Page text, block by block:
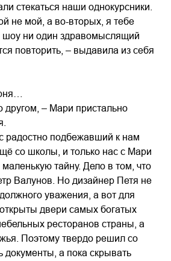
стекаться наши однокурсники.
не мой, а во-вторых, я тебе
шоу ни один здравомыслящий
повторить, – выдавила из себя
другом, – Мари пристально
радостно подбежавший к нам
со школы, и только нас с Мари
тайну. Дело в том, что
Валунов. Но дизайнер Петя не
уважения, а вот для
двери самых богатых
ресторанов страны, а
Поэтому твердо решил со
а пока скрывать